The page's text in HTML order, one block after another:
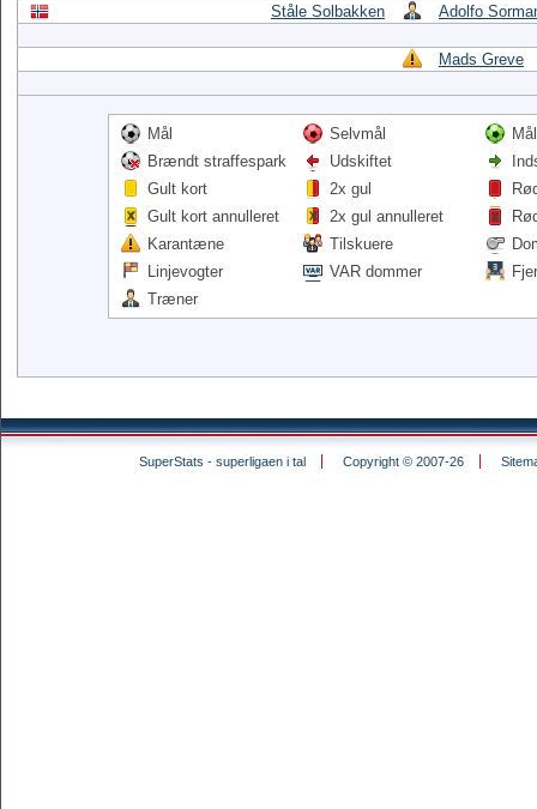
Ståle Solbakken Adolfo
Mads Greve
Mål Selvmål
Brændt straffespark
Udskiftet
Gult kort
2x gul
Gult kort annulleret
2x gul annulleret
Karantæne
Tilskuere
Linjevogter
VAR dommer
Træner
SuperStats - superligaen i tal Copyright © 2007-26